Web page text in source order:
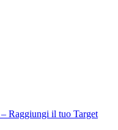
Raggiungi il tuo Target